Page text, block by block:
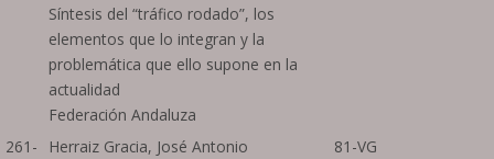
Síntesis del “tráfico rodado”, los
elementos que lo integran y la
problemática que ello supone en la
actualidad
Federación Andaluza
261-
Herraiz Gracia, José Antonio
81-VG